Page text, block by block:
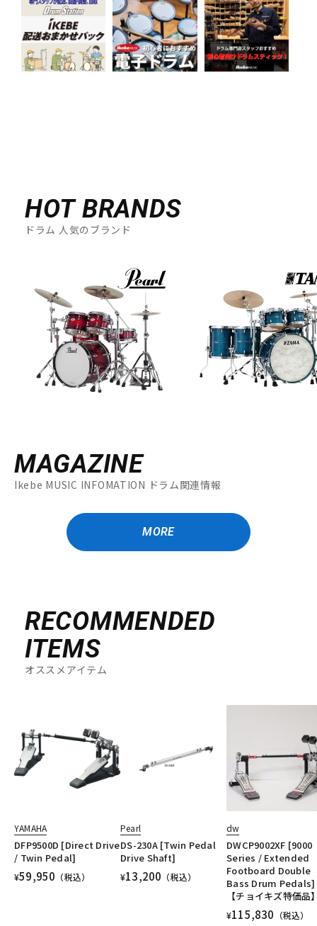
HOT BRANDS
ドラム 人気のブランド
MAGAZINE
Ikebe MUSIC INFOMATION ドラム関連情報
MORE
RECOMMENDED
ITEMS
オススメアイテム
YAMAHA
DFP9500D [Direct Drive
/ Twin Pedal]
¥59,950 （税込）
Pearl
DS-230A [Twin Pedal
Drive Shaft]
¥13,200 （税込）
dw
DWCP9002XF [9000
Series / Extended
Footboard Double
Bass Drum Pedals]
【チョイキズ特価品
¥115,830 （税込）